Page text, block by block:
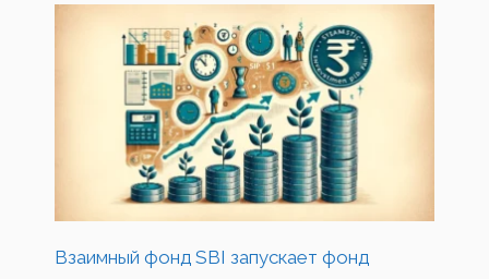
Взаимный фонд SBI запускает фонд